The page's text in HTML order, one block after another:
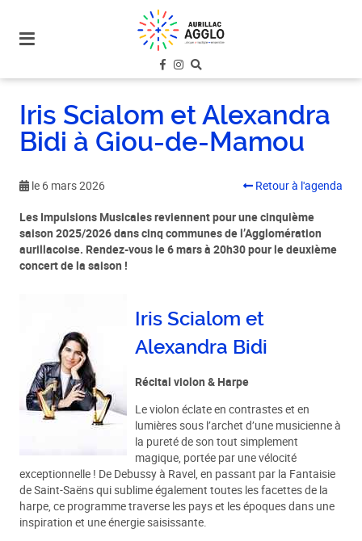
site
menu
aller au
contenu
Iris Scialom et Alexandra
Bidi à Giou-de-Mamou
le 6 mars 2026 Retour à l'agenda
Les Impulsions Musicales reviennent pour une cinquième
saison 2025/2026 dans cinq communes de l’Agglomération
aurillacoise. Rendez-vous le 6 mars à 20h30 pour le deuxième
concert de la saison !
Iris Scialom et
Alexandra Bidi
Récital violon & Harpe
Le violon éclate en contrastes et en
lumières sous l’archet d’une musicienne à
la pureté de son tout simplement
magique, portée par une vélocité
exceptionnelle ! De Debussy à Ravel, en passant par la Fantaisie
de Saint-Saëns qui sublime également toutes les facettes de la
harpe, ce programme traverse les pays et les époques dans une
inspiration et une énergie saisissante.